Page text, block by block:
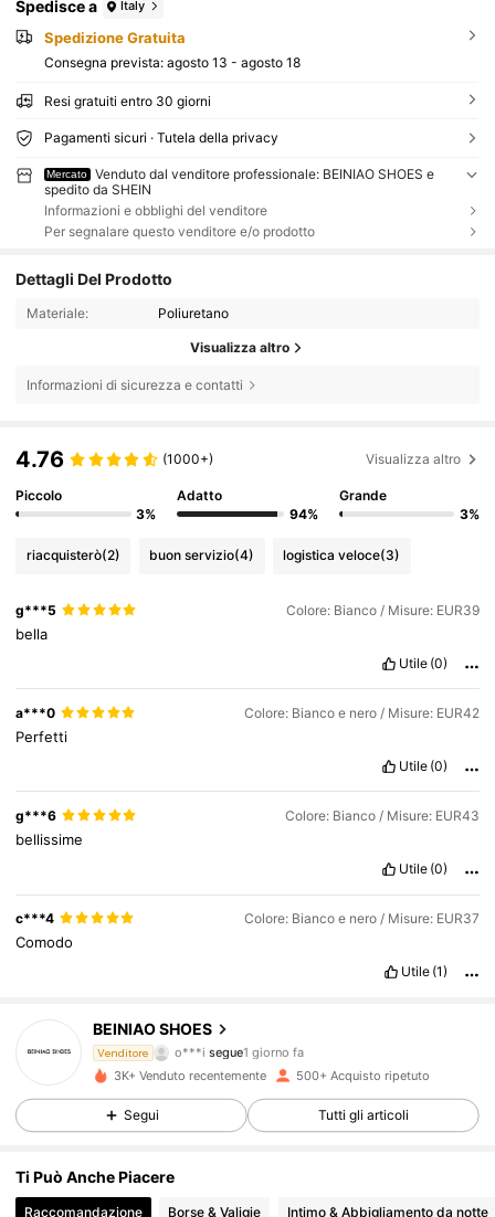
Spedisce a Italy
Spedizione Gratuita
Consegna prevista: agosto 13 - agosto 18
Resi gratuiti entro 30 giorni
Pagamenti sicuri · Tutela della privacy
Mercato
Venduto dal venditore professionale: BEINIAO SHOES e
spedito da SHEIN
Informazioni e obblighi del venditore
Per segnalare questo venditore e/o prodotto
Dettagli Del Prodotto
Materiale: Poliuretano
Visualizza altro
Informazioni di sicurezza e contatti
4.76 (1000+) Visualizza altro
Piccolo
3%
Adatto
94%
Grande
3%
riacquisterò(2) buon servizio(4) logistica veloce(3)
g***5 Colore: Bianco / Misure: EUR39
bella
Utile (0)
a***0 Colore: Bianco e nero / Misure: EUR42
Perfetti
Utile (0)
g***6 Colore: Bianco / Misure: EUR43
bellissime
Utile (0)
c***4 Colore: Bianco e nero / Misure: EUR37
Comodo
Utile (1)
BEINIAO SHOES
Venditore o***i segue1 giorno fa
4.82
393 Follower
393 Follower
4.82
3K+ Venduto recentemente 500+ Acquisto ripetuto
Segui Tutti gli articoli
Ti Può Anche Piacere
Raccomandazione Borse & Valigie Intimo & Abbigliamento da notte